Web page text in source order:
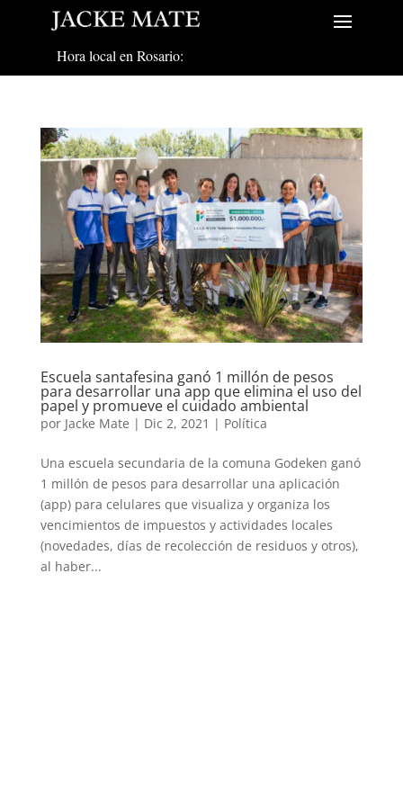
Hora local en Rosario:
Escuela santafesina ganó 1 millón de pesos
para desarrollar una app que elimina el uso del
papel y promueve el cuidado ambiental
por Jacke Mate | Dic 2, 2021 | Política
Una escuela secundaria de la comuna Godeken ganó
1 millón de pesos para desarrollar una aplicación
(app) para celulares que visualiza y organiza los
vencimientos de impuestos y actividades locales
(novedades, días de recolección de residuos y otros),
al haber...